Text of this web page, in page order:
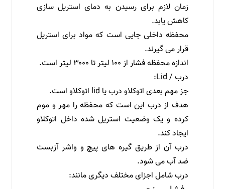
زمان لازم برای رسیدن به دمای استریل سازی
کاهش یابد.
محفظه داخلی جایی است که مواد برای استریل
قرار می گیرند.
اندازه محفظه فشار از ۱۰۰ لیتر تا ۳۰۰۰ لیتر است.
درب / Lid:
جز مهم بعدی اتوکلاو درب یا lid اتوکلاو است.
هدف از درب این است که محفظه را مهر و موم
کرده و یک وضعیت استریل شده داخل اتوکلاو
ایجاد کند.
درب آن از طریق گیره های پیچ و واشر آزبست
ضد آب می شود.
درب شامل اجزای مختلف دیگری مانند: